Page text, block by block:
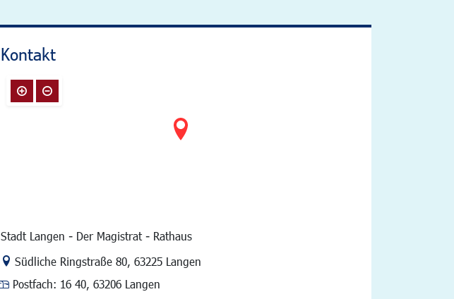
Kontakt
Stadt Langen - Der Magistrat - Rathaus
Link zur Google-Maps Navigation
Südliche Ringstraße 80, 63225 Langen
Postfach: 16 40, 63206 Langen